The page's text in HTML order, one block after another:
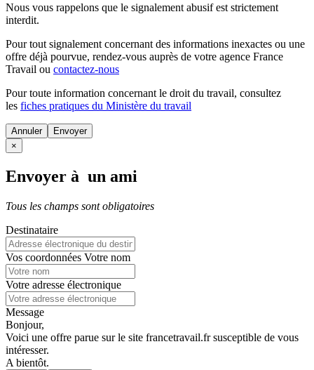
Nous vous rappelons que le signalement abusif est strictement
interdit.
Pour tout signalement concernant des informations inexactes ou une
offre déjà pourvue, rendez-vous auprès de votre agence France
Travail ou contactez-nous
Pour toute information concernant le droit du travail, consultez
les fiches pratiques du Ministère du travail
Annuler
×
Envoyer à un ami
Tous les champs sont obligatoires
Destinataire
Vos coordonnées Votre nom
Votre adresse électronique
Message
Bonjour,
Voici une offre parue sur le site francetravail.fr susceptible de vous
intéresser.
A bientôt.